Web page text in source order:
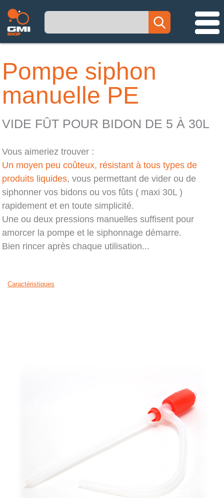
Pompe siphon
manuelle PE
VIDE FÛT POUR BIDON DE 5 À 30L
Vous aimeriez trouver :
Un moyen peu coûteux, résistant à tous types de
produits liquides, vous permettant de vider ou de
siphonner vos bidons ou vos fûts ( maxi 30L )
rapidement et en toute simplicité.
Une ou deux pressions manuelles suffisent pour
amorcer la pompe et le siphonnage démarre.
Bien rincer après chaque utilisation...
caractéristiques